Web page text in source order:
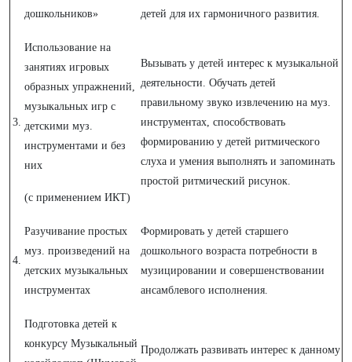
дошкольников» детей для их гармоничного развития.
3.
Использование на
занятиях игровых
образных упражнений,
музыкальных игр с
детскими муз.
инструментами и без
них
(с применением ИКТ)
Вызывать у детей интерес к музыкальной
деятельности. Обучать детей
правильному звуко извлечению на муз.
инструментах, способствовать
формированию у детей ритмического
слуха и умения выполнять и запоминать
простой ритмический рисунок.
4.
Разучивание простых
муз. произведений на
детских музыкальных
инструментах
Формировать у детей старшего
дошкольного возраста потребности в
музицировании и совершенствовании
ансамблевого исполнения.
Подготовка детей к
конкурсу Музыкальный
Продолжать развивать интерес к данному